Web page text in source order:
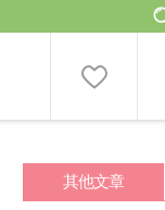
其他文章